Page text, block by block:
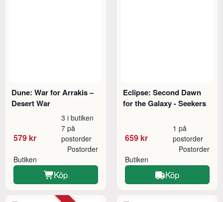
Dune: War for Arrakis –
Desert War
579 kr
3 i butiken
7 på
postorder
Butiken
Postorder
Köp
Eclipse: Second Dawn
for the Galaxy - Seekers
659 kr
1 på
postorder
Butiken
Postorder
Köp